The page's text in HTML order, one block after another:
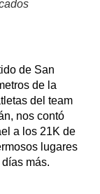
de San
de la
del team
nos contó
a los 21K de
lugares
más.